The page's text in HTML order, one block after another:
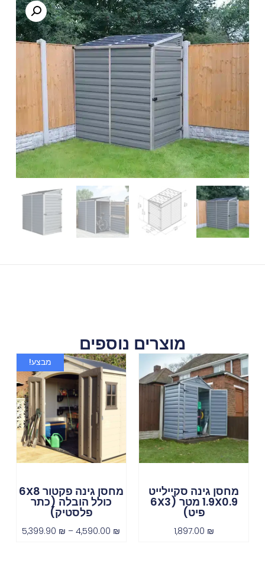
מוצרים נוספים
מחסן גינה סקיילייט
1.9X0.9 מטר (6X3
פיט)
1,897.00 ₪
מבצע!
מחסן גינה פקטור 6X8
כולל הובלה (כתר
פלסטיק)
4,590.00 ₪
–
5,399.90 ₪